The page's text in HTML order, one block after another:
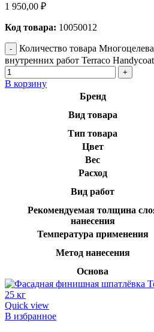
1 950,00 ₽
Код товара: 10050012
Количество товара
внутренних работ Terraco
В корзину
Бренд
Вид товара
Тип товара
Цвет
Вес
Расход
Вид работ
Рекомендуемая толщина
нанесения
Температура применения
Метод нанесения
Основа
Quick view
В избранное